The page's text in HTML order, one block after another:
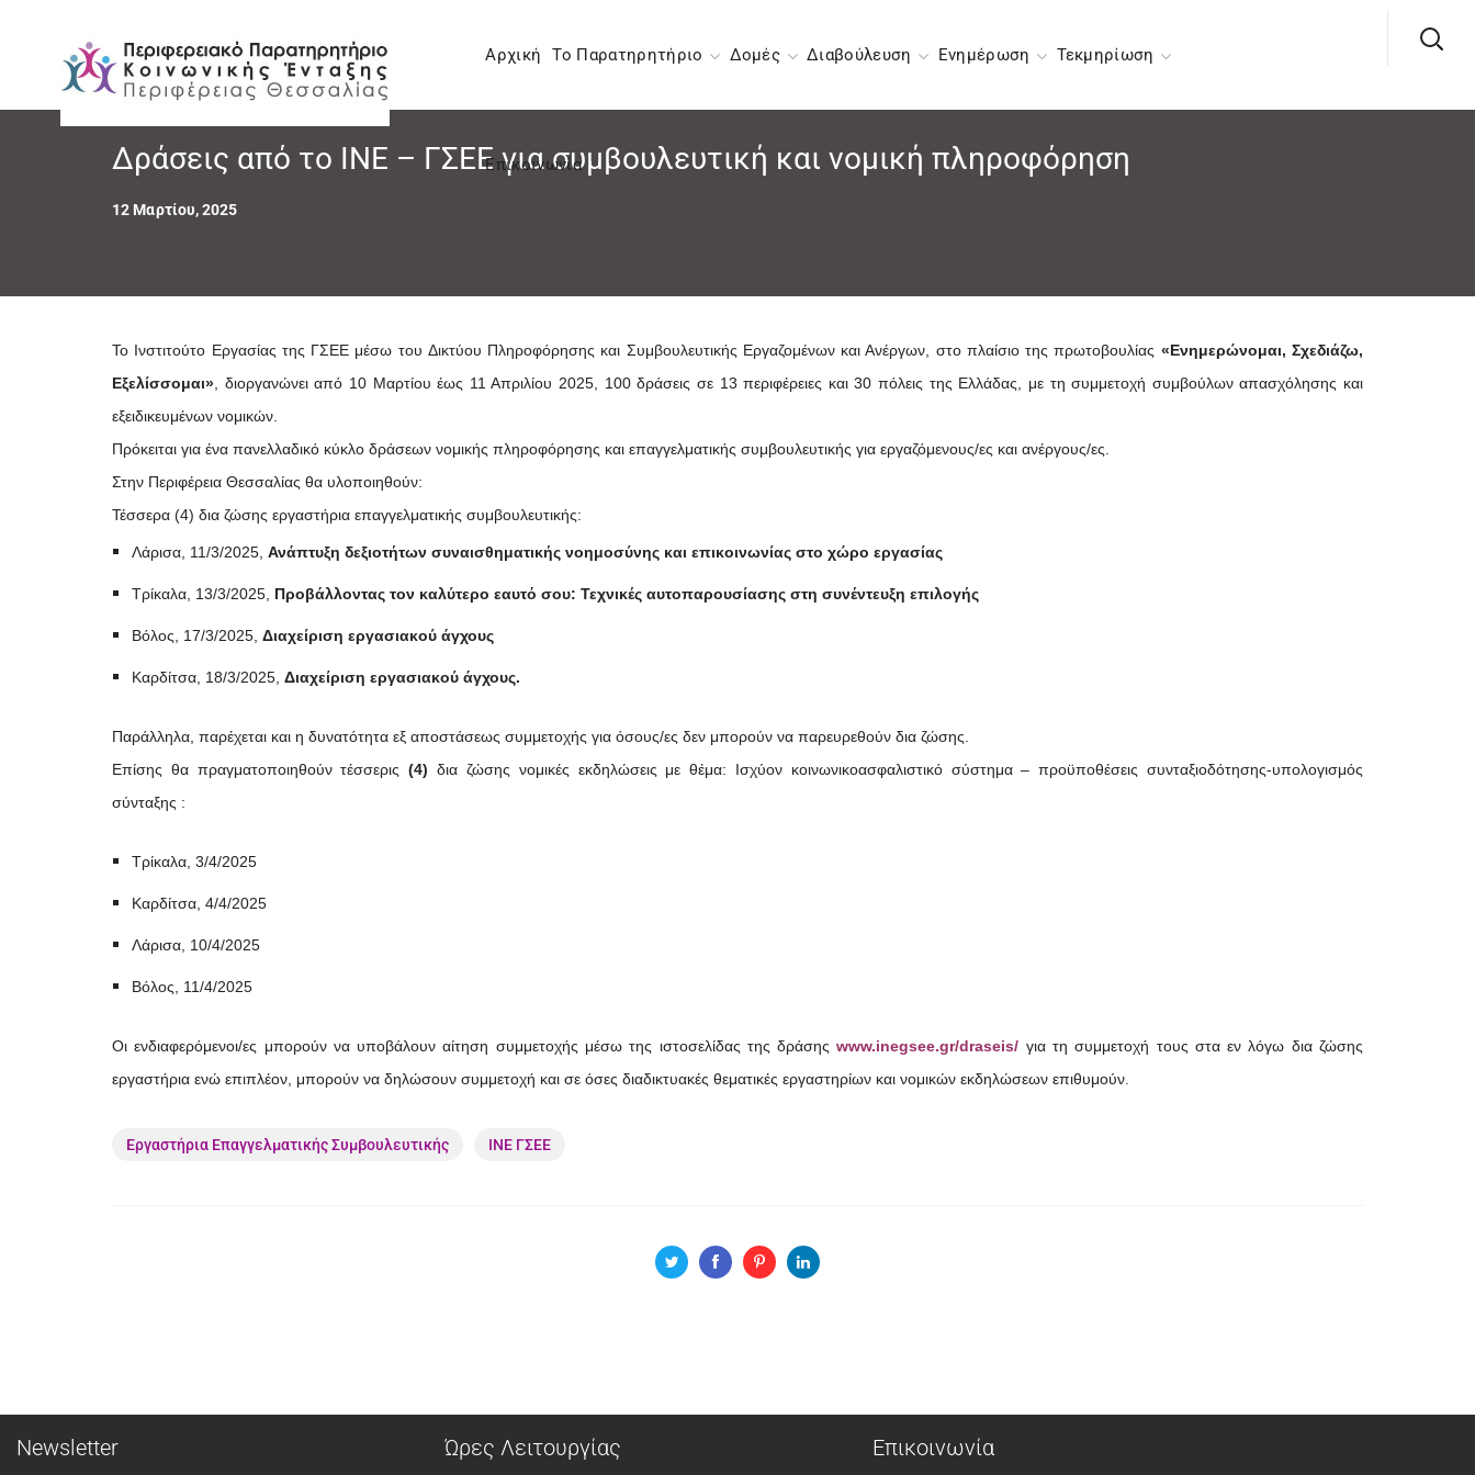
Αρχική Το Παρατηρητήριο Δομές Διαβούλευση Ενημέρωση Τεκμηρίωση
Επικοινωνία
Δράσεις από το ΙΝΕ – ΓΣΕΕ για συμβουλευτική και νομική πληροφόρηση
12 Μαρτίου, 2025
Το Ινστιτούτο Εργασίας της ΓΣΕΕ μέσω του Δικτύου Πληροφόρησης και Συμβουλευτικής Εργαζομένων και Ανέργων, στο πλαίσιο της πρωτοβουλίας «Ενημερώνομαι, Σχεδιάζω,
Εξελίσσομαι» , διοργανώνει από 10 Μαρτίου έως 11 Απριλίου 2025, 100 δράσεις σε 13 περιφέρειες και 30 πόλεις της Ελλάδας, με τη συμμετοχή συμβούλων απασχόλησης και
εξειδικευμένων νομικών.
Πρόκειται για ένα πανελλαδικό κύκλο δράσεων νομικής πληροφόρησης και επαγγελματικής συμβουλευτικής για εργαζόμενους/ες και ανέργους/ες.
Στην Περιφέρεια Θεσσαλίας θα υλοποιηθούν:
Τέσσερα (4) δια ζώσης εργαστήρια επαγγελματικής συμβουλευτικής:
Λάρισα, 11/3/2025, Ανάπτυξη δεξιοτήτων συναισθηματικής νοημοσύνης και επικοινωνίας στο χώρο εργασίας
Τρίκαλα, 13/3/2025, Προβάλλοντας τον καλύτερο εαυτό σου: Τεχνικές αυτοπαρουσίασης στη συνέντευξη επιλογής
Βόλος, 17/3/2025, Διαχείριση εργασιακού άγχους
Καρδίτσα, 18/3/2025, Διαχείριση εργασιακού άγχους.
Παράλληλα, παρέχεται και η δυνατότητα εξ αποστάσεως συμμετοχής για όσους/ες δεν μπορούν να παρευρεθούν δια ζώσης.
Επίσης θα πραγματοποιηθούν τέσσερις(4) δια ζώσης νομικές εκδηλώσεις με θέμα:
Ισχύον κοινωνικοασφαλιστικό σύστημα – προϋποθέσεις συνταξιοδότησης-υπολογισμός
σύνταξης :
Τρίκαλα, 3/4/2025
Καρδίτσα, 4/4/2025
Λάρισα, 10/4/2025
Βόλος, 11/4/2025
Οι ενδιαφερόμενοι/ες μπορούν να υποβάλουν αίτηση συμμετοχής μέσω της ιστοσελίδας της δράσηςwww.inegsee.gr/draseis/ για τη συμμετοχή τους στα εν λόγω δια ζώσης
εργαστήρια ενώ επιπλέον, μπορούν να δηλώσουν συμμετοχή και σε όσες διαδικτυακές θεματικές εργαστηρίων και νομικών εκδηλώσεων επιθυμούν.
Εργαστήρια Επαγγελματικής Συμβουλευτικής ΙΝΕ ΓΣΕΕ
Newsletter Ώρες Λειτουργίας Επικοινωνία